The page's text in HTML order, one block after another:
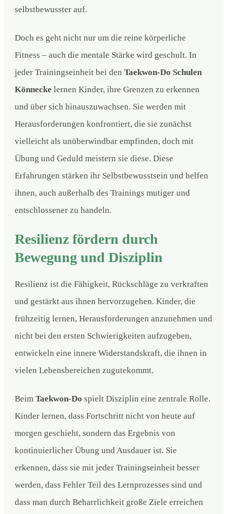
selbstbewusster auf.
Doch es geht nicht nur um die reine körperliche
Fitness – auch die mentale Stärke wird geschult. In
jeder Trainingseinheit bei den Taekwon-Do Schulen
Könnecke lernen Kinder, ihre Grenzen zu erkennen
und über sich hinauszuwachsen. Sie werden mit
Herausforderungen konfrontiert, die sie zunächst
vielleicht als unüberwindbar empfinden, doch mit
Übung und Geduld meistern sie diese. Diese
Erfahrungen stärken ihr Selbstbewusstsein und helfen
ihnen, auch außerhalb des Trainings mutiger und
entschlossener zu handeln.
Resilienz fördern durch
Bewegung und Disziplin
Resilienz ist die Fähigkeit, Rückschläge zu verkraften
und gestärkt aus ihnen hervorzugehen. Kinder, die
frühzeitig lernen, Herausforderungen anzunehmen und
nicht bei den ersten Schwierigkeiten aufzugeben,
entwickeln eine innere Widerstandskraft, die ihnen in
vielen Lebensbereichen zugutekommt.
Beim Taekwon-Do spielt Disziplin eine zentrale Rolle.
Kinder lernen, dass Fortschritt nicht von heute auf
morgen geschieht, sondern das Ergebnis von
kontinuierlicher Übung und Ausdauer ist. Sie
erkennen, dass sie mit jeder Trainingseinheit besser
werden, dass Fehler Teil des Lernprozesses sind und
dass man durch Beharrlichkeit große Ziele erreichen